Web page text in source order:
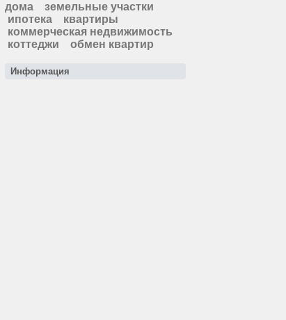
дома
земельные участки
ипотека
квартиры
коммерческая недвижимость
коттеджи
обмен квартир
Информация